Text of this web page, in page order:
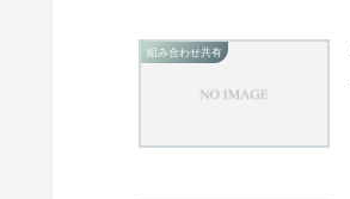
組み合わせ共有